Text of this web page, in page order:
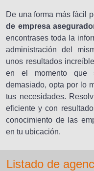
De una forma más fácil
de empresa
encontrases toda la
administración del
unos resultados
en el momento que
demasiado, opta por lo
tus necesidades.
eficiente y con
conocimiento de las
en tu ubicación.
Listado de